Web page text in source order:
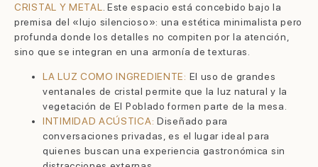
CRISTAL Y METAL
. Este espacio está concebido bajo la
premisa del «lujo silencioso»: una estética minimalista pero
profunda donde los detalles no compiten por la atención,
sino que se integran en una armonía de texturas.
LA LUZ COMO INGREDIENTE: El uso de grandes
ventanales de cristal permite que la luz natural y la
vegetación de El Poblado formen parte de la mesa.
INTIMIDAD ACÚSTICA: Diseñado para
conversaciones privadas, es el lugar ideal para
quienes buscan una experiencia gastronómica sin